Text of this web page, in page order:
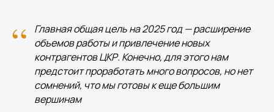
“
Главная общая цель на 2025 год — расширение
объемов работы и привлечение новых
контрагентов ЦКР. Конечно, для этого нам
предстоит проработать много вопросов, но нет
сомнений, что мы готовы к еще большим
вершинам